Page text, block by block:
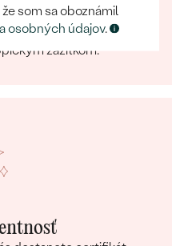
sa môžete spoľahnúť
o to, aby už samotný
zážitkom.
som sa oboznámil
osobných údajov.